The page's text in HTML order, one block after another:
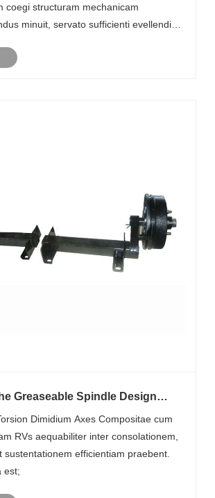
coegi structuram mechanicam
minuit, servato sufficienti evellendi
Greaseable Spindle Design
RVs?Dimidium Axes Compositae cum
RVs aequabiliter inter consolationem,
sustentationem efficientiam praebent.
est;